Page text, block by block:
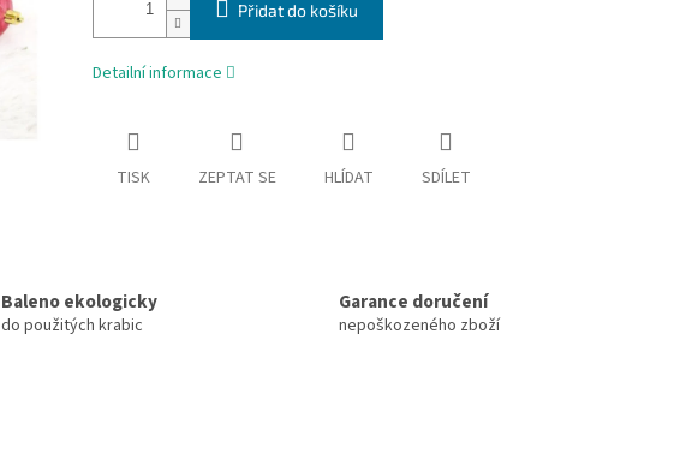
Přidat do košíku
Detailní informace
TISK ZEPTAT SE HLÍDAT SDÍLET
Baleno ekologicky
do použitých krabic
Garance doručení
nepoškozeného zboží